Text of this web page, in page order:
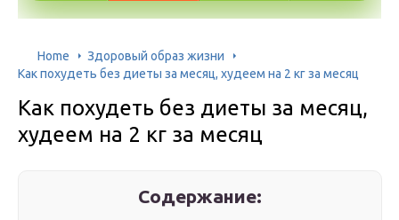
Home
Здоровый образ жизни
Как похудеть без диеты за месяц, худеем на 2 кг за месяц
Как похудеть без диеты за месяц,
худеем на 2 кг за месяц
Содержание: